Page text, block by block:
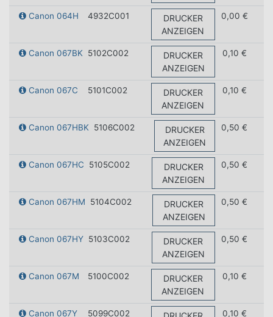
Canon 064H 4932C001
DRUCKER
ANZEIGEN
0,00 €
Canon 067BK 5102C002
DRUCKER
ANZEIGEN
0,10 €
Canon 067C 5101C002
DRUCKER
ANZEIGEN
0,10 €
Canon 067HBK 5106C002
DRUCKER
ANZEIGEN
0,50 €
Canon 067HC 5105C002
DRUCKER
ANZEIGEN
0,50 €
Canon 067HM 5104C002
DRUCKER
ANZEIGEN
0,50 €
Canon 067HY 5103C002
DRUCKER
ANZEIGEN
0,50 €
Canon 067M 5100C002
DRUCKER
ANZEIGEN
0,10 €
Canon 067Y 5099C002 0,10 €